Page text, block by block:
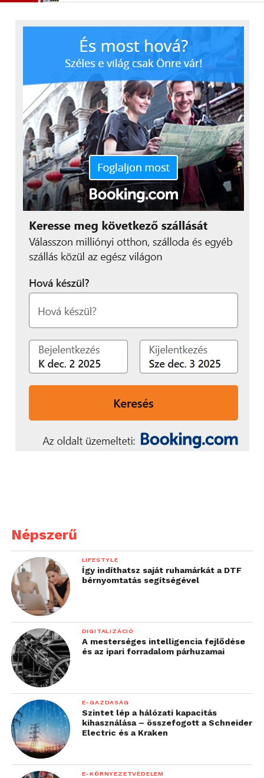
Népszerű
LIFESTYLE
Így indíthatsz saját ruhamárkát a DTF
bérnyomtatás segítségével
DIGITALIZÁCIÓ
A mesterséges intelligencia fejlődése
és az ipari forradalom párhuzamai
E-GAZDASÁG
Szintet lép a hálózati kapacitás
kihasználása – összefogott a Schneider
Electric és a Kraken
E-KÖRNYEZETVÉDELEM